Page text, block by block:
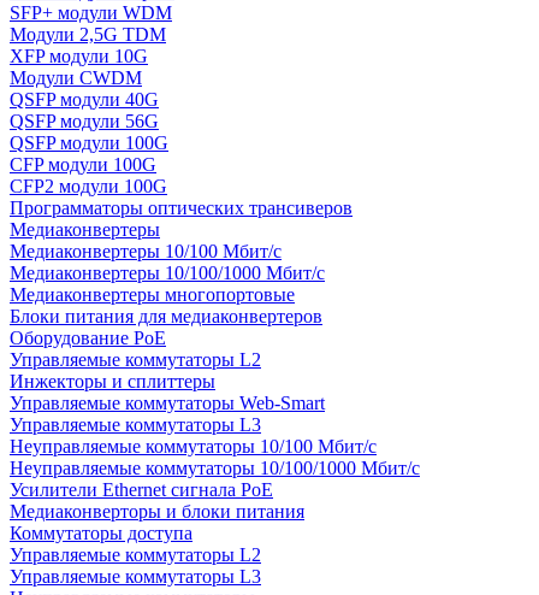
SFP+ модули WDM
Модули 2,5G TDM
XFP модули 10G
Модули CWDM
QSFP модули 40G
QSFP модули 56G
QSFP модули 100G
CFP модули 100G
CFP2 модули 100G
Программаторы оптических трансиверов
Медиаконвертеры
Медиаконвертеры 10/100 Мбит/с
Медиаконвертеры 10/100/1000 Мбит/c
Медиаконвертеры многопортовые
Блоки питания для медиаконвертеров
Оборудование PoE
Управляемые коммутаторы L2
Инжекторы и сплиттеры
Управляемые коммутаторы Web-Smart
Управляемые коммутаторы L3
Неуправляемые коммутаторы 10/100 Мбит/с
Неуправляемые коммутаторы 10/100/1000 Мбит/с
Усилители Ethernet сигнала PoE
Медиаконверторы и блоки питания
Коммутаторы доступа
Управляемые коммутаторы L2
Управляемые коммутаторы L3